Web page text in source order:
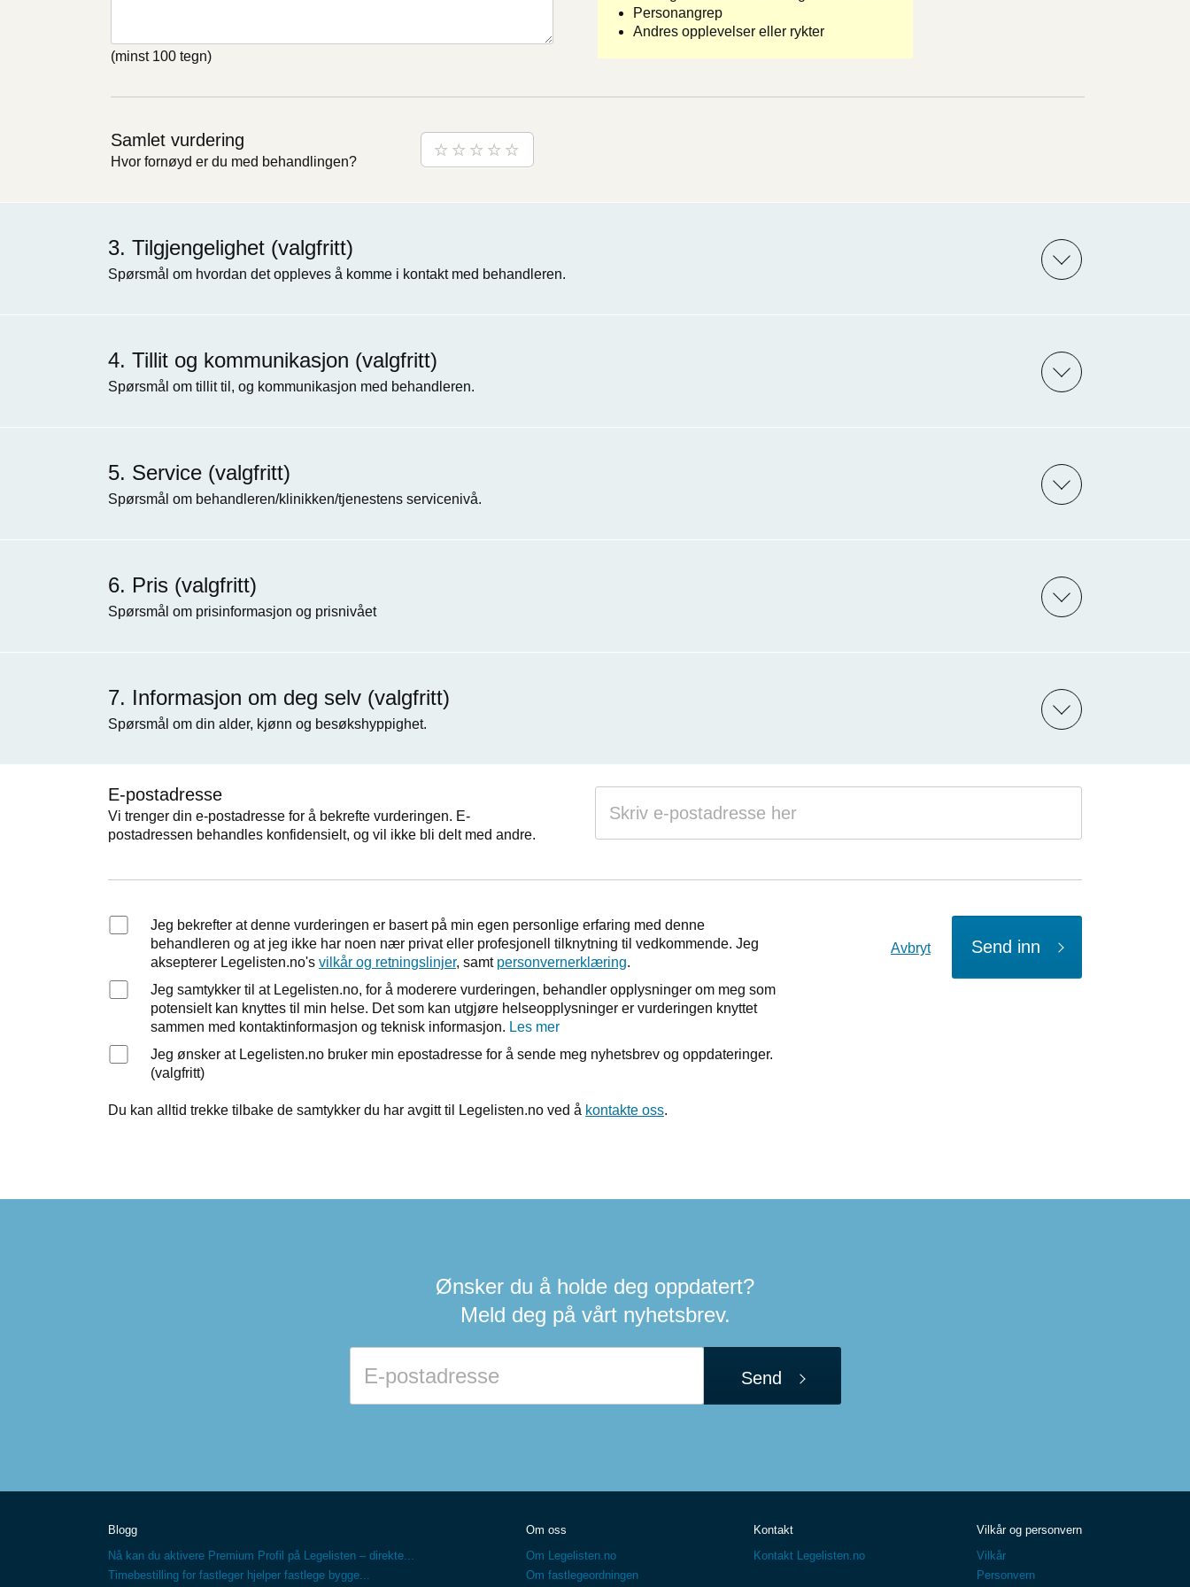
(minst 100 tegn)
Personangrep
Andres opplevelser eller rykter
Samlet vurdering
Hvor fornøyd er du med behandlingen?
Tilgjengelighet (valgfritt)
Spørsmål om hvordan det oppleves å komme i kontakt med behandleren.
Tillit og kommunikasjon (valgfritt)
Spørsmål om tillit til, og kommunikasjon med behandleren.
Service (valgfritt)
Spørsmål om behandleren/klinikken/tjenestens servicenivå.
Pris (valgfritt)
Spørsmål om prisinformasjon og prisnivået
Informasjon om deg selv (valgfritt)
Spørsmål om din alder, kjønn og besøkshyppighet.
E-postadresse
Vi trenger din e-postadresse for å bekrefte vurderingen. E-
postadressen behandles konfidensielt, og vil ikke bli delt med andre.
Jeg bekrefter at denne vurderingen er basert på min egen personlige erfaring med denne
behandleren og at jeg ikke har noen nær privat eller profesjonell tilknytning til vedkommende. Jeg
aksepterer Legelisten.no's vilkår og retningslinjer, samt personvernerklæring.
Jeg samtykker til at Legelisten.no, for å moderere vurderingen, behandler opplysninger om meg som
potensielt kan knyttes til min helse. Det som kan utgjøre helseopplysninger er vurderingen knyttet
sammen med kontaktinformasjon og teknisk informasjon. Les mer
Jeg ønsker at Legelisten.no bruker min epostadresse for å sende meg nyhetsbrev og oppdateringer.
(valgfritt)
Du kan alltid trekke tilbake de samtykker du har avgitt til Legelisten.no ved å kontakte oss.
Avbryt Send inn
Ønsker du å holde deg oppdatert?
Meld deg på vårt nyhetsbrev.
Send
Blogg
Nå kan du aktivere Premium Profil på Legelisten – direkte...
Timebestilling for fastleger hjelper fastlege bygge...
Om oss
Om Legelisten.no
Om fastlegeordningen
Kontakt
Kontakt Legelisten.no
Vilkår og personvern
Vilkår
Personvern